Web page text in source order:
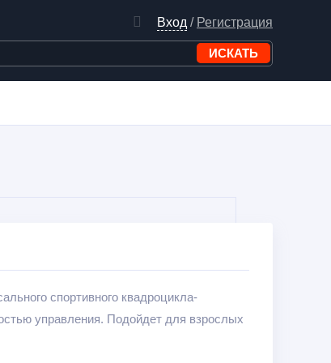
Вход / Регистрация
спортивного квадроцикла-
управления. Подойдет для взрослых